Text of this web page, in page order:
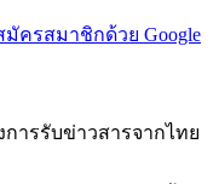
มัครสมาชิกด้วย Google
ารรับข่าวสารจากไทย